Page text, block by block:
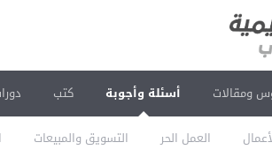
ومقالات أسئلة وأجوبة
العمل الحر التسويق والمبيعات
كتب